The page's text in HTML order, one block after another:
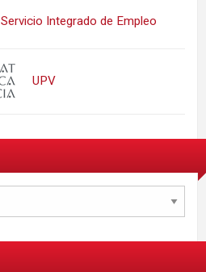
Servicio Integrado de Empleo
UPV